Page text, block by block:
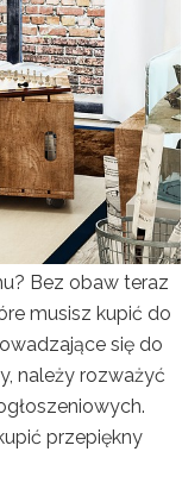
Bez obaw teraz
musisz kupić do
się do
należy rozważyć
przepiękny